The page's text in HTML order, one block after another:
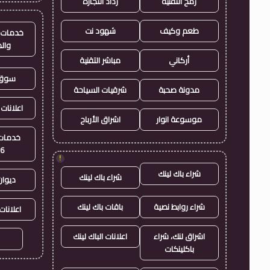
طعم وكيف شهود نت
أركاني مباشر التقنية
مدونة صحبة شرقيات السياحة
موسوعة انوار اشراق الأرباح
!
شراء باك لينك شراء باك لينك
شراء روابط نصية باقات باك لينك
اشراق لنك، شراء
باكلينكات
اعلانات الباك لينك
خدمات